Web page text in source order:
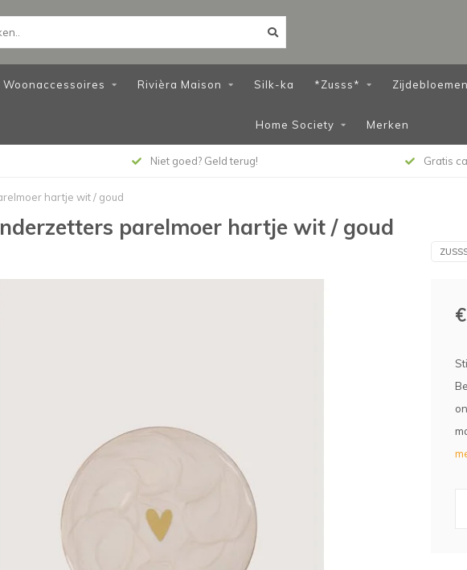
Woonaccessoires Rivièra Maison Silk-ka *Zusss* Zijdebloemen
Home Society Merken
Niet goed? Geld terug! Gratis
hartje wit / goud
parelmoer hartje wit / goud